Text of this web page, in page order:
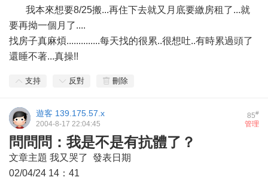
我本來想要8/25搬...再住下去就又月底要繳房租了...就
要再拗一個月了....
找房子真麻煩..............每天找的很累..很想吐..有時累過頭了
還睡不著...真操!!
支持 反對 刪除
85#
遊客 139.175.57.x
管理
2004-8-17 22:04:45
問問問：我是不是有抗體了？
文章主題 我又哭了 發表日期
02/04/24 14：41